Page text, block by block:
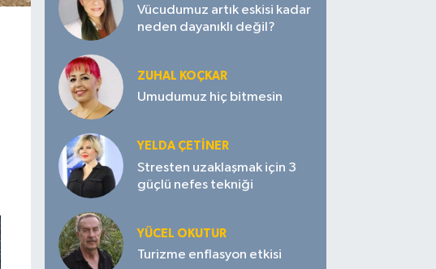
Vücudumuz artık eskisi kadar
neden dayanıklı değil?
ZUHAL KOÇKAR
Umudumuz hiç bitmesin
YELDA ÇETİNER
Stresten uzaklaşmak için 3
güçlü nefes tekniği
YÜCEL OKUTUR
Turizme enflasyon etkisi